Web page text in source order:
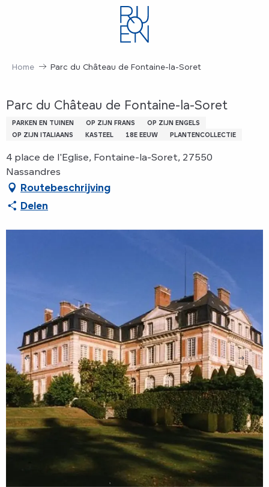
Home Parc du Château de Fontaine-la-Soret
Parc du Château de Fontaine-la-Soret
PARKEN EN TUINEN OP ZIJN FRANS
OP ZIJN ENGELS
OP ZIJN ITALIAANS
KASTEEL 18E EEUW PLANTENCOLLECTIE
4 place de l'Eglise, Fontaine-la-Soret, 27550
Nassandres
Routebeschrijving
Delen